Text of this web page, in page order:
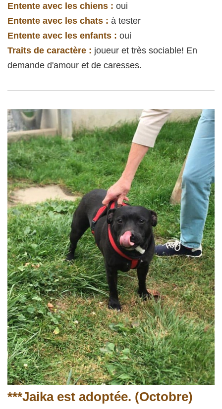
Entente avec les chiens : oui
Entente avec les chats : à tester
Entente avec les enfants : oui
Traits de caractère : joueur et très sociable! En
demande d'amour et de caresses.
***Jaika est adoptée. (Octobre)